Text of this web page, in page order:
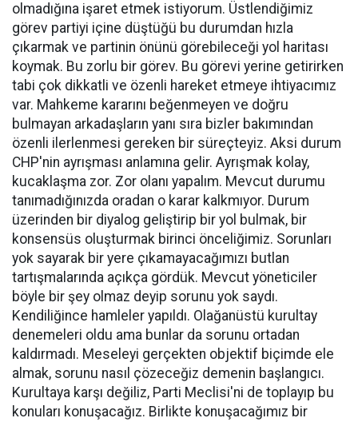
olmadığına işaret etmek istiyorum. Üstlendiğimiz
görev partiyi içine düştüğü bu durumdan hızla
çıkarmak ve partinin önünü görebileceği yol haritası
koymak. Bu zorlu bir görev. Bu görevi yerine getirirken
tabi çok dikkatli ve özenli hareket etmeye ihtiyacımız
var. Mahkeme kararını beğenmeyen ve doğru
bulmayan arkadaşların yanı sıra bizler bakımından
özenli ilerlenmesi gereken bir süreçteyiz. Aksi durum
CHP'nin ayrışması anlamına gelir. Ayrışmak kolay,
kucaklaşma zor. Zor olanı yapalım. Mevcut durumu
tanımadığınızda oradan o karar kalkmıyor. Durum
üzerinden bir diyalog geliştirip bir yol bulmak, bir
konsensüs oluşturmak birinci önceliğimiz. Sorunları
yok sayarak bir yere çıkamayacağımızı butlan
tartışmalarında açıkça gördük. Mevcut yöneticiler
böyle bir şey olmaz deyip sorunu yok saydı.
Kendiliğince hamleler yapıldı. Olağanüstü kurultay
denemeleri oldu ama bunlar da sorunu ortadan
kaldırmadı. Meseleyi gerçekten objektif biçimde ele
almak, sorunu nasıl çözeceğiz demenin başlangıcı.
Kurultaya karşı değiliz, Parti Meclisi'ni de toplayıp bu
konuları konuşacağız. Birlikte konuşacağımız bir